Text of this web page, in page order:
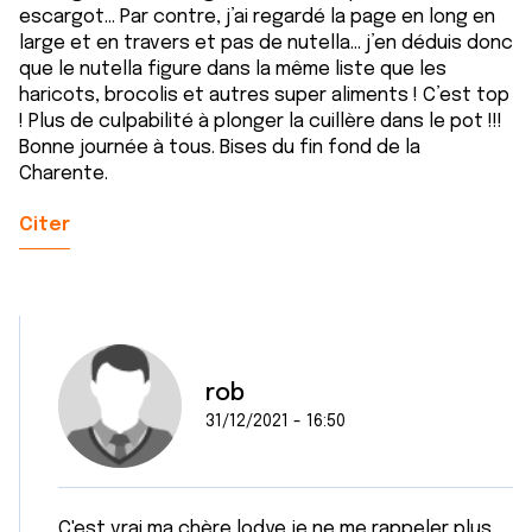
escargot… Par contre, j’ai regardé la page en long en
large et en travers et pas de nutella… j’en déduis donc
que le nutella figure dans la même liste que les
haricots, brocolis et autres super aliments ! C’est top
! Plus de culpabilité à plonger la cuillère dans le pot !!!
Bonne journée à tous. Bises du fin fond de la
Charente.
Citer
rob
31/12/2021 - 16:50